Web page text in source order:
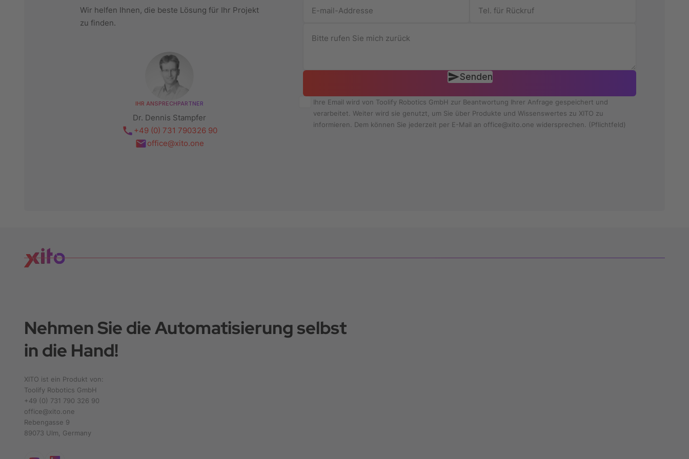
Wir helfen Ihnen, die beste Lösung für Ihr Projekt
zu finden.
IHR ANSPRECHPARTNER
Dr. Dennis Stampfer
+49 (0) 731 790326 90
office@xito.one
Senden
Ihre Email wird von Toolify Robotics GmbH zur Beantwortung Ihrer Anfrage gespeichert und
verarbeitet. Weiter wird sie genutzt, um Sie über Produkte und Wissenswertes zu XITO zu
informieren. Dem können Sie jederzeit per E-Mail an office@xito.one widersprechen. (Pflichtfeld)
Nehmen Sie die Automatisierung selbst
in die Hand!
XITO ist ein Produkt von:
Toolify Robotics GmbH
+49 (0) 731 790 326 90
office@xito.one
Rebengasse 9
89073 Ulm, Germany